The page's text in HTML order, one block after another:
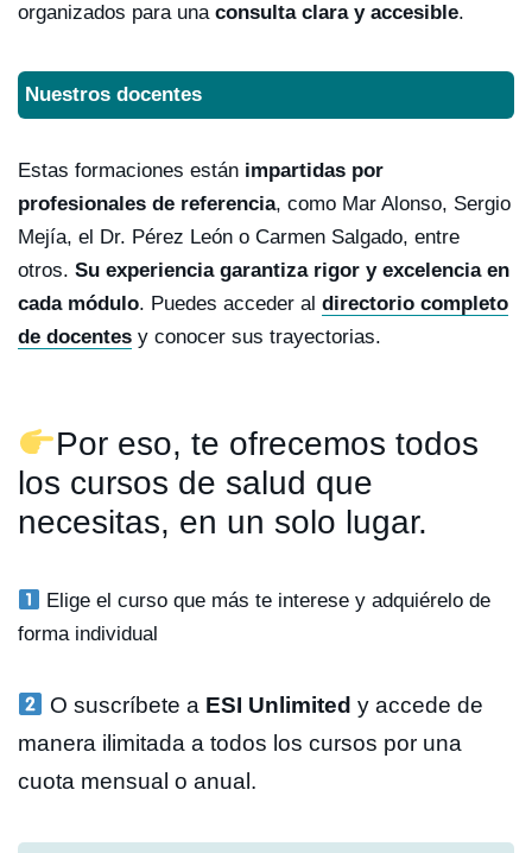
organizados para una consulta clara y accesible.
Nuestros docentes
Estas formaciones están impartidas por
profesionales de referencia, como Mar Alonso, Sergio
Mejía, el Dr. Pérez León o Carmen Salgado, entre
otros. Su experiencia garantiza rigor y excelencia en
cada módulo. Puedes acceder al directorio completo
de docentes y conocer sus trayectorias.
Por eso, te ofrecemos todos
los cursos de salud que
necesitas, en un solo lugar.
Elige el curso que más te interese y adquiérelo de
forma individual
O suscríbete a ESI Unlimited y accede de
manera ilimitada a todos los cursos por una
cuota mensual o anual.